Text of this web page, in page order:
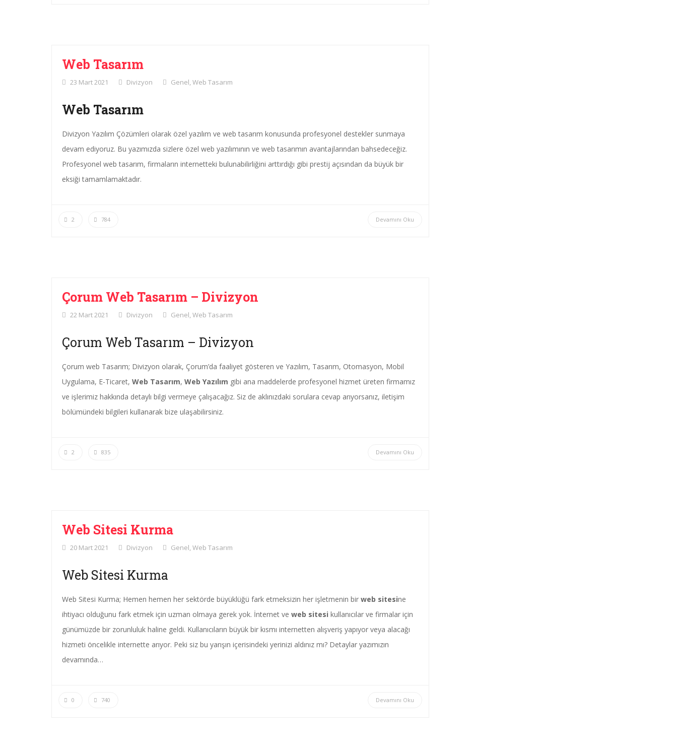
Web Tasarım
23 Mart 2021 Divizyon Genel,Web Tasarım
Web Tasarım
Divizyon Yazılım Çözümleri olarak özel yazılım ve web tasarım konusunda profesyonel destekler sunmaya
devam ediyoruz. Bu yazımızda sizlere özel web yazılımının ve web tasarımın avantajlarından bahsedeceğiz.
Profesyonel web tasarım, firmaların internetteki bulunabilirliğini arttırdığı gibi prestij açısından da büyük bir
eksiği tamamlamaktadır.
Devamını Oku
2 784
Çorum Web Tasarım – Divizyon
22 Mart 2021 Divizyon Genel,Web Tasarım
Çorum Web Tasarım – Divizyon
Çorum web Tasarım; Divizyon olarak, Çorum’da faaliyet gösteren ve Yazılım, Tasarım, Otomasyon, Mobil
Uygulama, E-Ticaret, Web Tasarım, Web Yazılım gibi ana maddelerde profesyonel hizmet üreten firmamız
ve işlerimiz hakkında detaylı bilgi vermeye çalışacağız. Siz de aklınızdaki sorulara cevap arıyorsanız, iletişim
bölümündeki bilgileri kullanarak bize ulaşabilirsiniz.
Devamını Oku
2 835
Web Sitesi Kurma
20 Mart 2021 Divizyon Genel,Web Tasarım
Web Sitesi Kurma
Web Sitesi Kurma; Hemen hemen her sektörde büyüklüğü fark etmeksizin her işletmenin bir web sitesine
ihtiyacı olduğunu fark etmek için uzman olmaya gerek yok. İnternet ve web sitesi kullanıcılar ve firmalar için
günümüzde bir zorunluluk haline geldi. Kullanıcıların büyük bir kısmı internetten alışveriş yapıyor veya alacağı
hizmeti öncelikle internette arıyor. Peki siz bu yarışın içerisindeki yerinizi aldınız mı? Detaylar yazımızın
devamında…
Devamını Oku
0 740